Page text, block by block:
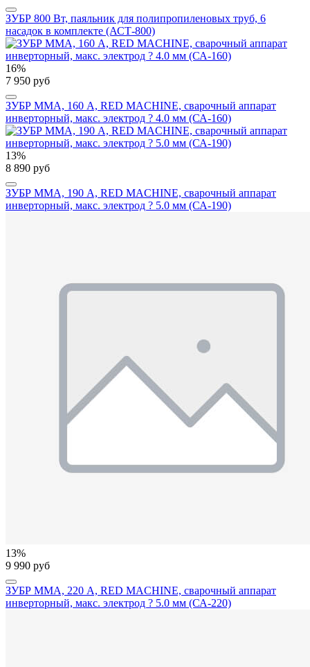
ЗУБР 800 Вт, паяльник для полипропиленовых труб, 6
насадок в комплекте (АСТ-800)
16%
7 950 руб
ЗУБР ММА, 160 А, RED MACHINE, сварочный аппарат
инверторный, макс. электрод ? 4.0 мм (СА-160)
13%
8 890 руб
ЗУБР ММА, 190 А, RED MACHINE, сварочный аппарат
инверторный, макс. электрод ? 5.0 мм (СА-190)
13%
9 990 руб
ЗУБР ММА, 220 А, RED MACHINE, сварочный аппарат
инверторный, макс. электрод ? 5.0 мм (СА-220)